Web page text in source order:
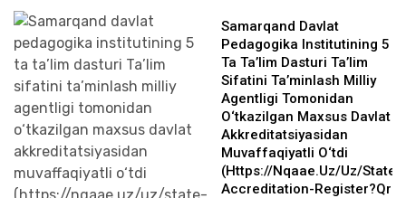
Samarqand Davlat
Pedagogika Institutining 5
Ta Ta’lim Dasturi Ta’lim
Sifatini Ta’minlash Milliy
Agentligi Tomonidan
O‘tkazilgan Maxsus Davlat
Akkreditatsiyasidan
Muvaffaqiyatli O‘tdi
(https://nqaae.uz/uz/state-
Accreditation-Register?qr-